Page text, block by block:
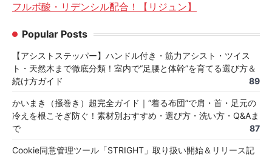
フルボ酸・リデンシル配合！【リジュン】
Popular Posts
【アシストステッパー】ハンドル付き・筋力アシスト・ツイス
ト・天然木まで徹底分類！室内で“足腰と体幹”を育てる選び方＆
続け方ガイド
89
かいまき（掻巻き）超完全ガイド｜“着る布団”で肩・首・足元の
冷えを根こそぎ防ぐ！素材別おすすめ・選び方・洗い方・Q&Aま
で
87
Cookie同意管理ツール「STRIGHT」取り扱い開始＆リリース記